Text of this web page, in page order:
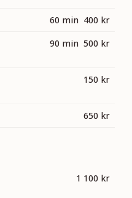
60 min 400 kr
90 min 500 kr
150 kr
650 kr
1 100 kr